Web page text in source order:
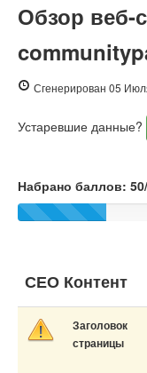
Обзор веб-
Сгенерирован 05
Устаревшие данные?
Набрано баллов:
СЕО Контент
Заголовок
страницы